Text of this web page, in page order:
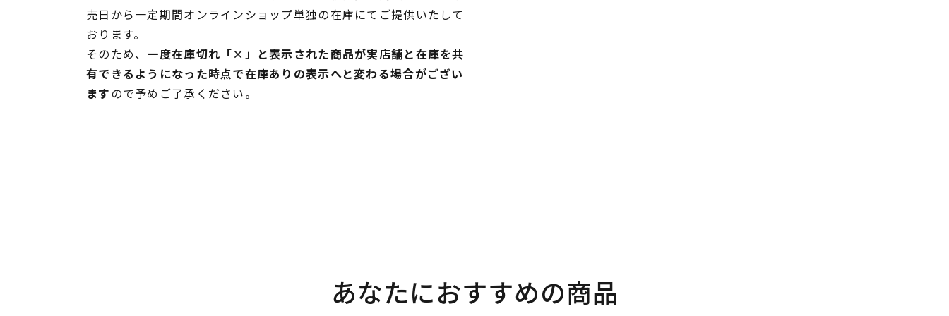
売日から一定期間オンラインショップ単独の在庫にてご提供いたして
おります。
そのため、 一度在庫切れ「×」と表示された商品が実店舗と在庫を共
有できるようになった時点で在庫ありの表示へと変わる場合がござい
ますので予めご了承ください。
あなたにおすすめの商品